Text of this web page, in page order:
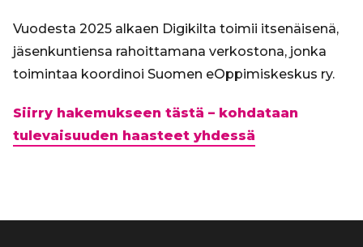
Vuodesta 2025 alkaen Digikilta toimii itsenäisenä,
jäsenkuntiensa rahoittamana verkostona, jonka
toimintaa koordinoi Suomen eOppimiskeskus ry.
Siirry hakemukseen tästä – kohdataan
tulevaisuuden haasteet yhdessä